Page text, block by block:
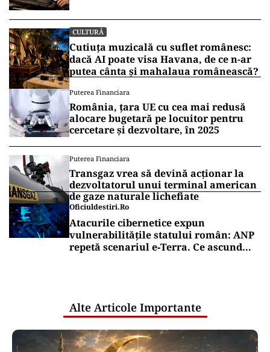
CULTURĂ
Cutiuța muzicală cu suflet românesc:
dacă AI poate visa Havana, de ce n-ar
putea cânta și mahalaua românească?
Puterea Financiara
România, țara UE cu cea mai redusă
alocare bugetară pe locuitor pentru
cercetare și dezvoltare, în 2025
Puterea Financiara
Transgaz vrea să devină acționar la
dezvoltatorul unui terminal american
de gaze naturale lichefiate
Oficiuldestiri.ro
Atacurile cibernetice expun
vulnerabilitățile statului român: ANP
repetă scenariul e‑Terra. Ce ascund
Alte Articole Importante